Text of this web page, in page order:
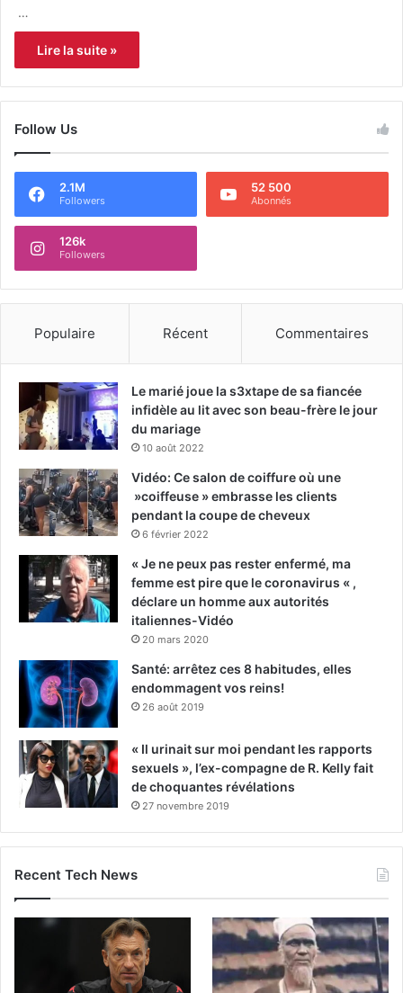
…
Lire la suite »
Follow Us
2.1M
Followers
52 500
Abonnés
126k
Followers
Populaire Récent Commentaires
Le marié joue la s3xtape de sa fiancée
infidèle au lit avec son beau-frère le jour
du mariage
10 août 2022
Vidéo: Ce salon de coiffure où une
»coiffeuse » embrasse les clients
pendant la coupe de cheveux
6 février 2022
« Je ne peux pas rester enfermé, ma
femme est pire que le coronavirus « ,
déclare un homme aux autorités
italiennes-Vidéo
20 mars 2020
Santé: arrêtez ces 8 habitudes, elles
endommagent vos reins!
26 août 2019
« Il urinait sur moi pendant les rapports
sexuels », l’ex-compagne de R. Kelly fait
de choquantes révélations
27 novembre 2019
Recent Tech News